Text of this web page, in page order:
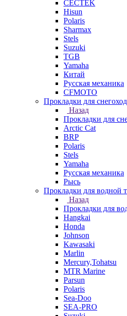
CECTEK
Hisun
Polaris
Sharmax
Stels
Suzuki
TGB
Yamaha
Китай
Русская механика
СFMOTO
Прокладки для
Назад
Прокладки для
Arctic Cat
BRP
Polaris
Stels
Yamaha
Русская механика
Рысь
Прокладки для водной
Назад
Прокладки для
Hangkai
Honda
Johnson
Kawasaki
Marlin
Mercury,Tohatsu
MTR Marine
Parsun
Polaris
Sea-Doo
SEA-PRO